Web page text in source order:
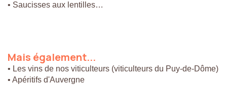
• Saucisses aux lentilles…
Mais également...
• Les vins de nos viticulteurs (viticulteurs du Puy-de-Dôme)
• Apéritifs d'Auvergne